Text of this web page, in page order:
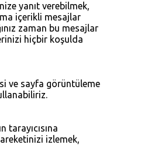
yanıt verebilmek,
içerikli mesajlar
zaman bu mesajlar
hiçbir koşulda
ve sayfa görüntüleme
izlemek,